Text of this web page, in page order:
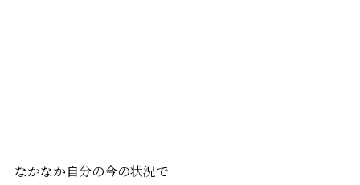
なかなか自分の今の状況で